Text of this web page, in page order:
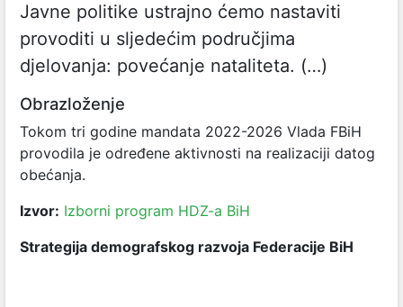
Javne politike ustrajno ćemo nastaviti
provoditi u sljedećim područjima
djelovanja: povećanje nataliteta. (…)
Obrazloženje
Tokom tri godine mandata 2022-2026 Vlada FBiH
provodila je određene aktivnosti na realizaciji datog
obećanja.
Izvor: Izborni program HDZ-a BiH
Strategija demografskog razvoja Federacije BiH